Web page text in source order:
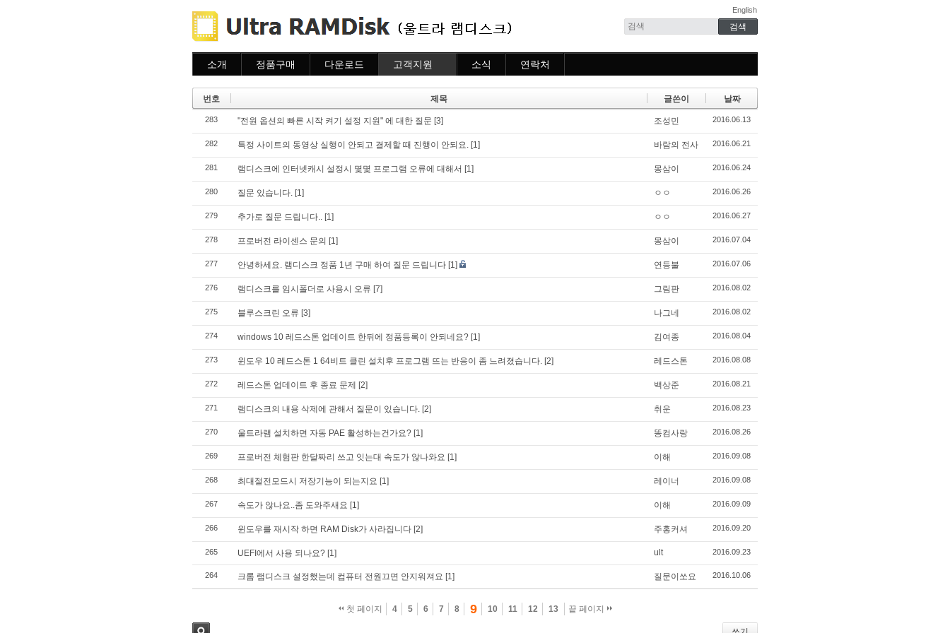
English
소개 정품구매
이용안내
다운로드 고객지원
자주묻는질문
질문하기
소식 연락처
번호
제목 글쓴이 날짜
283 "전원 옵션의 빠른 시작 켜기 설정 지원" 에 대한 질문 [3] 조성민 2016.06.13
282 특정 사이트의 동영상 실행이 안되고 결제할 때 진행이 안되요. [1] 바람의 전사 2016.06.21
281 램디스크에 인터넷캐시 설정시 몇몇 프로그램 오류에 대해서 [1] 몽삼이 2016.06.24
280 질문 있습니다. [1] ㅇㅇ 2016.06.26
279 추가로 질문 드립니다.. [1] ㅇㅇ 2016.06.27
278 프로버전 라이센스 문의 [1] 몽삼이 2016.07.04
277 안녕하세요. 램디스크 정품 1년 구매 하여 질문 드립니다 [1] 연등불 2016.07.06
276 램디스크를 임시폴더로 사용시 오류 [7] 그림판 2016.08.02
275 블루스크린 오류 [3] 나그네 2016.08.02
274 windows 10 레드스톤 업데이트 한뒤에 정품등록이 안되네요? [1] 김여종 2016.08.04
273 윈도우 10 레드스톤 1 64비트 클린 설치후 프로그램 뜨는 반응이 좀 느려졌습니다. [2] 레드스톤 2016.08.08
272 레드스톤 업데이트 후 종료 문제 [2] 백상준 2016.08.21
271 램디스크의 내용 삭제에 관해서 질문이 있습니다. [2] 취운 2016.08.23
270 울트라램 설치하면 자동 PAE 활성하는건가요? [1] 똥컴사랑 2016.08.26
269 프로버전 체험판 한달짜리 쓰고 잇는대 속도가 않나와요 [1] 이해 2016.09.08
268 최대절전모드시 저장기능이 되는지요 [1] 레이너 2016.09.08
267 속도가 않나요..좀 도와주새요 [1] 이해 2016.09.09
266 윈도우를 재시작 하면 RAM Disk가 사라집니다 [2] 주홍커셔 2016.09.20
265 UEFI에서 사용 되나요? [1] ult 2016.09.23
264 크롬 램디스크 설정했는데 컴퓨터 전원끄면 안지워져요 [1] 질문이쏘요 2016.10.06
첫 페이지 4 5 6 7 8 9 10 11 12 13 끝 페이지